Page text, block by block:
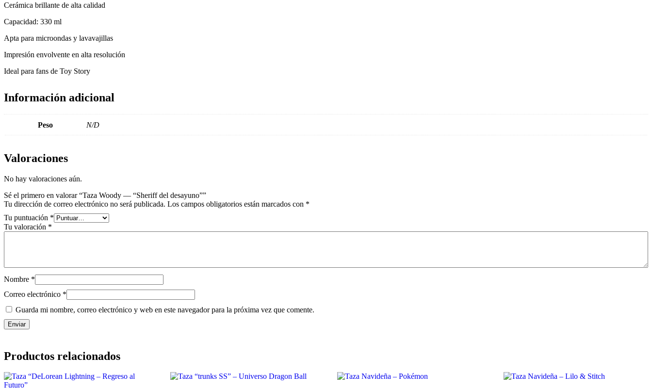
Cerámica brillante de alta calidad
Capacidad: 330 ml
Apta para microondas y lavavajillas
Impresión envolvente en alta resolución
Ideal para fans de Toy Story
Información adicional
Peso N/D
Valoraciones
No hay valoraciones aún.
Sé el primero en valorar “Taza Woody — “Sheriff del desayuno””
Tu dirección de correo electrónico no será publicada. Los campos obligatorios están marcados con *
Tu puntuación *
Tu valoración *
Nombre *
Correo electrónico *
Guarda mi nombre, correo electrónico y web en este navegador para la próxima vez que comente.
Productos relacionados